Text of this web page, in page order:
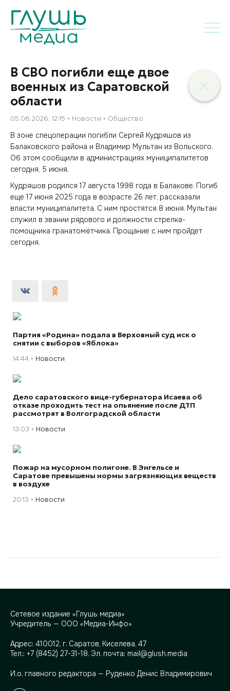
В СВО погибли еще двое
военных из Саратовской
области
05.06.2026, 12:15 Новости Общество
В зоне спецоперации погибли Сергей Кудряшов из
Балаковского района и Владимир Мультан из Вольского.
Об этом сообщили в администрациях муниципалитетов
сегодня, 5 июня.
Кудряшов родился 17 августа 1998 года в Балакове. Погиб
еще 17 июня 2025 года в возрасте 26 лет, рассказали
власти муниципалитета. С ним простятся 8 июня. Мультан
служил в звании рядового и должности стрелка-
помощника гранатомётчика. Прощание с ним пройдет
сегодня.
Партия «Родина» подала в Верховный суд иск о
снятии с выборов «Яблока»
14:44 Новости
Дело саратовского вице-губернатора Исаева об
отказе проходить тест на опьянение после ДТП
рассмотрят в Волгоградской области
13:03 Новости
Пожар на мусорном полигоне. В Энгельсе и
Саратове превышены нормы загрязняющих веществ
в воздухе
20:13 Новости
Сетевое издание «Глушь медиа»
Учредитель — ООО «Медиа-Инфо»
Адрес: 410012, г. Саратов, Киселева, 47
Тел.: +7 (8452) 27-31-18. Эл. почта: mail@glush.media
И.о. главного редактора — Руденко Денис Владимирович